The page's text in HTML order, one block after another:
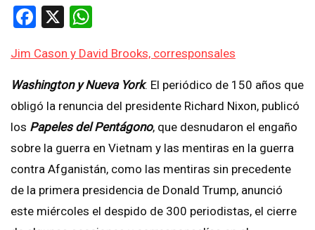
Facebook
X
Jim Cason y David Brooks, corresponsales
Washington y Nueva York. El periódico de 150 años que
obligó la renuncia del presidente Richard Nixon, publicó
los Papeles del Pentágono, que desnudaron el engaño
sobre la guerra en Vietnam y las mentiras en la guerra
contra Afganistán, como las mentiras sin precedente
de la primera presidencia de Donald Trump, anunció
este miércoles el despido de 300 periodistas, el cierre